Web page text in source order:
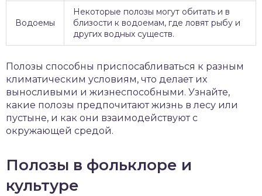
Водоемы
Некоторые полозы могут обитать и в
близости к водоемам, где ловят рыбу и
других водных существ.
Полозы способны приспосабливаться к разным
климатическим условиям, что делает их
выносливыми и жизнеспособными. Узнайте,
какие полозы предпочитают жизнь в лесу или
пустыне, и как они взаимодействуют с
окружающей средой.
Полозы в фольклоре и
культуре